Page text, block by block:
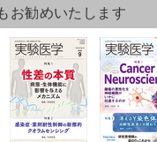
お勧めいたします